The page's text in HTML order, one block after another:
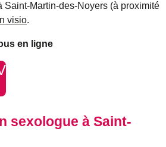
Saint-Martin-des-Noyers (à proximité
visio.
en ligne
sexologue à Saint-